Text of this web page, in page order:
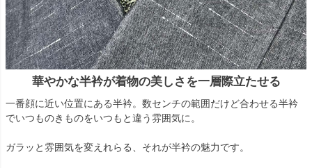
華やかな半衿が着物の美しさを一層際立たせる
一番顔に近い位置にある半衿。数センチの範囲だけど合わせる半衿
でいつものきものをいつもと違う雰囲気に。
ガラッと雰囲気を変えれらる、それが半衿の魅力です。